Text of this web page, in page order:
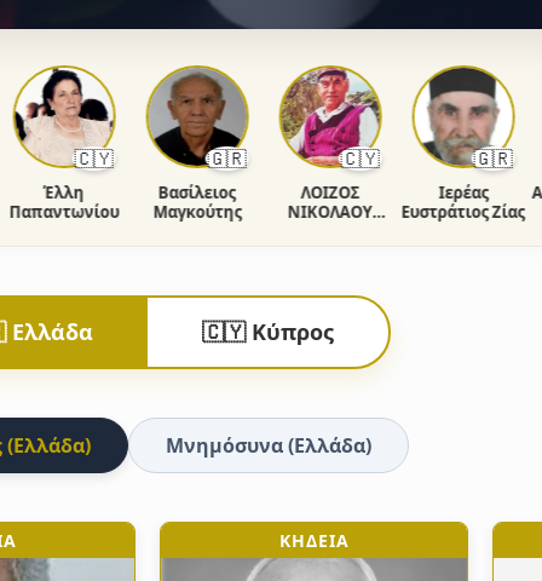
🇨🇾
Έλλη
🇬🇷
Βασίλειος
Μαγκούτης
🇨🇾
ΛΟΙΖΟΣ
ΝΙΚΟΛΑΟΥ
🇬🇷
Ιερέας
Ευστράτιος Ζίας
🇨🇾 Κύπρος
(Ελλάδα) Μνημόσυνα (Ελλάδα)
ΚΗΔΕΙΑ